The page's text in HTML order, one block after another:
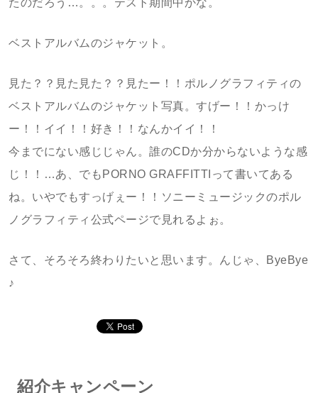
たのだろう…。。。テスト期間中かな。
ベストアルバムのジャケット。
見た？？見た見た？？見たー！！ポルノグラフィティの
ベストアルバムのジャケット写真。すげー！！かっけ
ー！！イイ！！好き！！なんかイイ！！
今までにない感じじゃん。誰のCDか分からないような感
じ！！…あ、でもPORNO GRAFFITTIって書いてある
ね。いやでもすっげぇー！！ソニーミュージックのポル
ノグラフィティ公式ページで見れるよぉ。
さて、そろそろ終わりたいと思います。んじゃ、ByeBye
♪
紹介キャンペーン